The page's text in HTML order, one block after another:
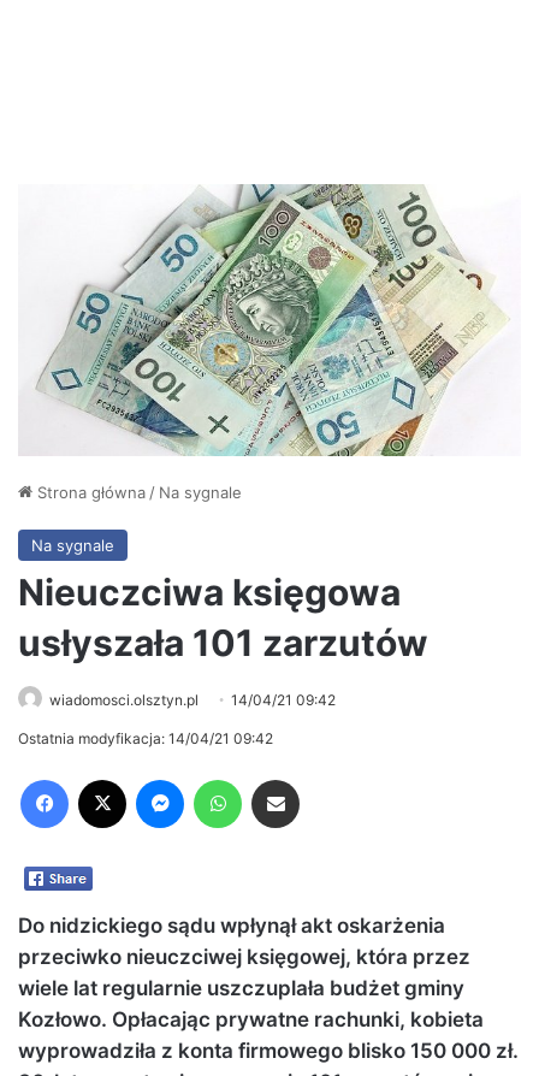
Strona główna/ Na sygnale
Na sygnale
Nieuczciwa księgowa
usłyszała 101 zarzutów
wiadomosci.olsztyn.pl 14/04/21 09:42
Ostatnia modyfikacja: 14/04/21 09:42
Do nidzickiego sądu wpłynął akt oskarżenia
przeciwko nieuczciwej księgowej, która przez
wiele lat regularnie uszczuplała budżet gminy
Kozłowo. Opłacając prywatne rachunki, kobieta
wyprowadziła z konta firmowego blisko 150 000 zł.